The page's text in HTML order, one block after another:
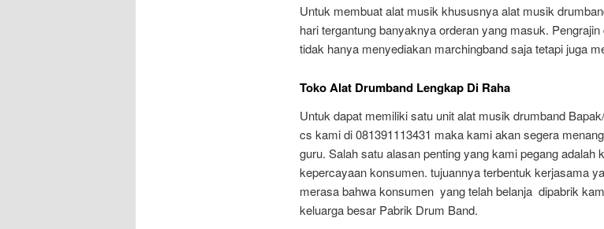
Untuk membuat alat musik khususnya alat musik
hari tergantung banyaknya orderan yang masuk.
tidak hanya menyediakan marchingband saja tetapi juga
Toko Alat Drumband Lengkap Di Raha
Untuk dapat memiliki satu unit alat musik drumband
cs kami di 081391113431 maka kami akan segera
guru. Salah satu alasan penting yang kami pegang adalah
kepercayaan konsumen. tujuannya terbentuk kerjasama
merasa bahwa konsumen yang telah belanja dipabrik
keluarga besar Pabrik Drum Band.